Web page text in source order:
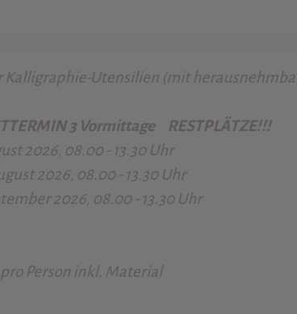
Kalligraphie-Utensilien (mit
3 Vormittage RESTPLÄTZE!!!
2026, 08.00 - 13.30 Uhr
2026, 08.00 - 13.30 Uhr
2026, 08.00 - 13.30 Uhr
Person inkl. Material